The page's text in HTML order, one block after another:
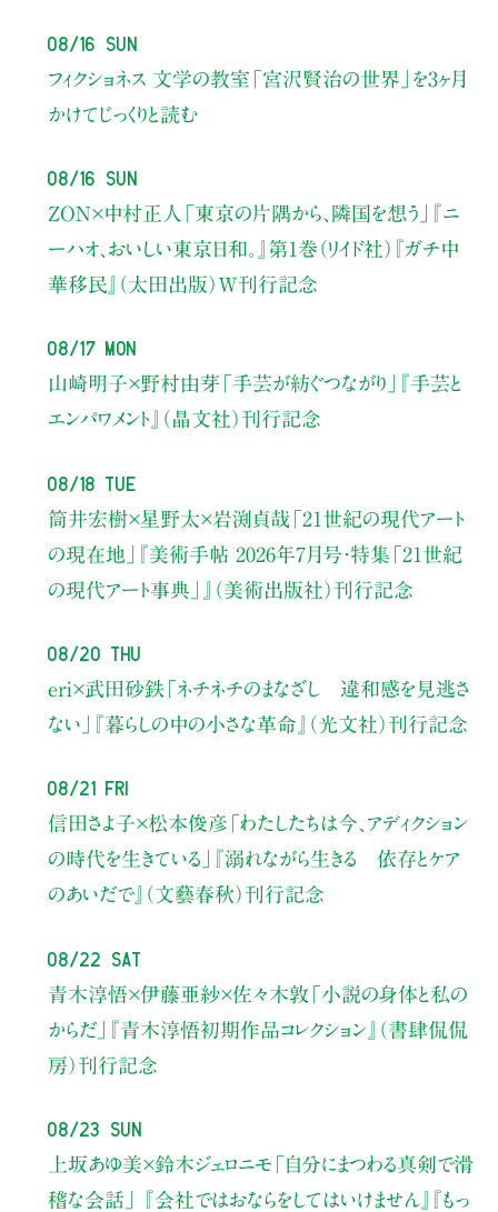
08/16 Sun
フィクショネス 文学の教室 「宮沢賢治の世界」を3ヶ月
かけてじっくりと読む
08/16 Sun
ZON×中村正人 「東京の片隅から、隣国を想う」
『ニ
ーハオ、おいしい東京日和。』第1巻（リイド社） 『ガチ中
華移民』（太田出版）W刊行記念
08/17 Mon
山崎明子×野村由芽 「手芸が紡ぐつながり」
『手芸と
エンパワメント』（晶文社）刊行記念
08/18 Tue
筒井宏樹×星野太×岩渕貞哉 「21世紀の現代アート
の現在地」
『美術手帖 2026年7月号・特集「21世紀
の現代アート事典」』（美術出版社）刊行記念
08/20 Thu
eri×武田砂鉄「ネチネチのまなざし 違和感を見逃さ
ない」
『暮らしの中の小さな革命』（光文社）刊行記念
08/21 Fri
信田さよ子×松本俊彦 「わたしたちは今、アディクション
の時代を生きている」
『溺れながら生きる 依存とケア
のあいだで』（文藝春秋）刊行記念
08/22 Sat
青木淳悟×伊藤亜紗×佐々木敦 「小説の身体と私の
からだ」
『青木淳悟初期作品コレクション』（書肆侃侃
房）刊行記念
08/23 Sun
上坂あゆ美×鈴木ジェロニモ 「自分にまつわる真剣で滑
稽な会話」
『会社ではおならをしてはいけません』『もっ